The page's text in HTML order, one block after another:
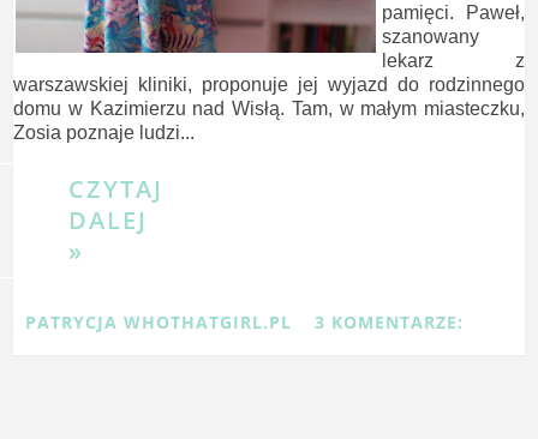
pamięci. Paweł,
szanowany
lekarz z
warszawskiej kliniki, proponuje jej wyjazd do rodzinnego
domu w Kazimierzu nad Wisłą. Tam, w małym miasteczku,
Zosia poznaje ludzi...
CZYTAJ
DALEJ
»
PATRYCJA WHOTHATGIRL.PL 3 KOMENTARZE: